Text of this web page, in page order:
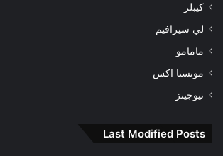
كيبلر
لي سيرافيم
مامامو
مونستا اكس
نيوجينز
Last Modified Posts